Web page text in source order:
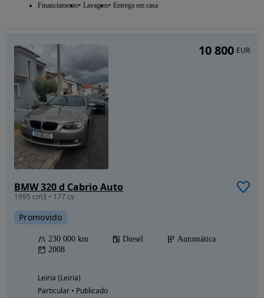
Financiamento Lavagem Entrega em casa
BMW 320 d Cabrio Auto
1995 cm3 • 177 cv
Promovido
230 000 km Diesel
Automática
2008
Leiria (Leiria)
Particular • Publicado
10 800 EUR